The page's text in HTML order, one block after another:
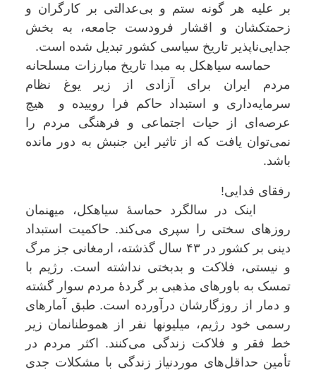
بر علیه هر گونه ستم و بی‌عدالتی بر کارگران و
زحمتکشان و اقشار فرودست جامعه، به بخش
جدایی‌ناپذیر تاریخ سیاسی کشور تبدیل شده است.
حماسه سیاهکل به مبدا تاریخ مبارزات مسلحانه
مردم ایران برای آزادی از زیر یوغ نظام
سرمایه‌داری و استبداد حاکم فرا روییده و هیچ
عرصه‌ای از حیات اجتماعی و فرهنگی مردم را
نمی‌توان یافت که از تاثیر این جنبش به دور مانده
باشد.
رفقای فدایی!
اینک در سالگرد حماسۀ سیاهکل، میهنمان
روزهای سختی را سپری می‌کند. حاکمیت استبداد
دینی بر کشور در ۴۳ سال گذشته، ارمغانی جز مرگ
و نیستی، فلاکت و بدبختی نداشته است. رژیم با
تمسک به باورهای مذهبی بر گردۀ مردم سوار گشته
و دمار از روزگارشان درآورده است. طبق آمارهای
رسمی خود رژیم، میلیونها نفر از هموطنانمان زیر
خط فقر و فلاکت زندگی می‌کنند. اکثر مردم در
تأمین حداقل‌های موردنیاز زندگی با مشکلات جدی